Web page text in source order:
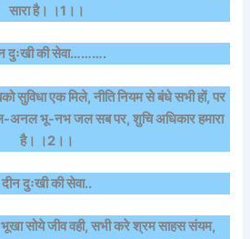
सारा है। ।1।।
दुःखी की सेवा……….
सुविधा एक मिले, नीति नियम से बंधे सभी हों, पर
अनल भू-नभ जल सब पर, शुचि अधिकार हमारा
है। ।2।।
दीन दुःखी की सेवा..
सोये जीव वही, सभी करे श्रम साहस संयम,